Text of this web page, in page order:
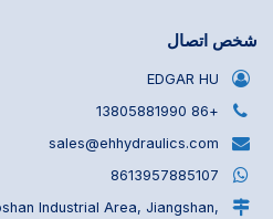
شخص اتصال
EDGAR HU
+86 13805881990
sales@ehhydraulics.com
8613957885107
Industrial Area, Jiangshan,